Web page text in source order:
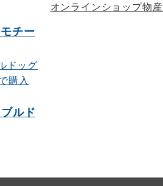
チー
ルド
オンラインショップ物